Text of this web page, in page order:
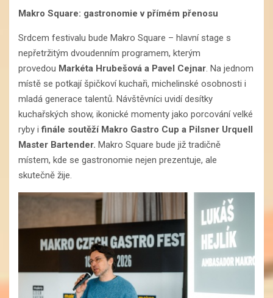
Makro Square: gastronomie v přímém přenosu
Srdcem festivalu bude Makro Square – hlavní stage s
nepřetržitým dvoudenním programem, kterým
provedou Markéta Hrubešová a Pavel Cejnar. Na jednom
místě se potkají špičkoví kuchaři, michelinské osobnosti i
mladá generace talentů. Návštěvníci uvidí desítky
kuchařských show, ikonické momenty jako porcování velké
ryby ifinále soutěží Makro Gastro Cup a Pilsner Urquell
Master Bartender. Makro Square bude již tradičně
místem, kde se gastronomie nejen prezentuje, ale
skutečně žije.